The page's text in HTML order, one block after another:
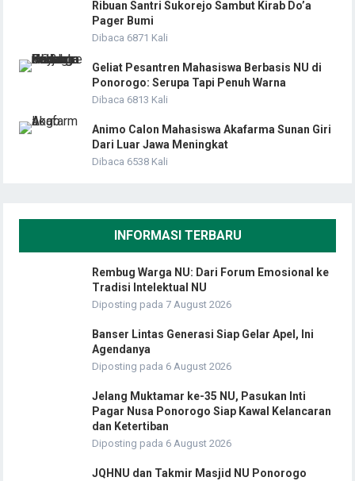
Ribuan Santri Sukorejo Sambut Kirab Do’a
Pager Bumi
Dibaca 6871 Kali
Geliat Pesantren Mahasiswa Berbasis NU di
Ponorogo: Serupa Tapi Penuh Warna
Dibaca 6813 Kali
Animo Calon Mahasiswa Akafarma Sunan Giri
Dari Luar Jawa Meningkat
Dibaca 6538 Kali
INFORMASI TERBARU
Rembug Warga NU: Dari Forum Emosional ke
Tradisi Intelektual NU
Diposting pada 7 August 2026
Banser Lintas Generasi Siap Gelar Apel, Ini
Agendanya
Diposting pada 6 August 2026
Jelang Muktamar ke-35 NU, Pasukan Inti
Pagar Nusa Ponorogo Siap Kawal Kelancaran
dan Ketertiban
Diposting pada 6 August 2026
JQHNU dan Takmir Masjid NU Ponorogo